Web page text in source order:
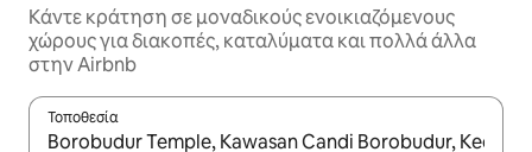
Κάντε κράτηση σε μοναδικούς ενοικιαζόμενους
χώρους για διακοπές, καταλύματα και πολλά άλλα
στην Airbnb
Τοποθεσία
Όταν τα αποτελέσματα είναι διαθέσιμα, μπορείτε να